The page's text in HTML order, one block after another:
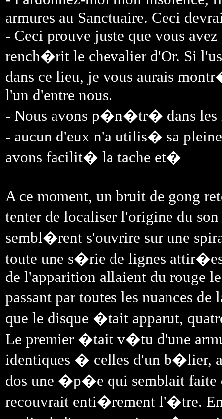
armures au Sanctuaire. Ceci
- Ceci prouve juste que vous
rench�rit le chevalier d'Or. Si
dans ce lieu, je vous aurais
l'un d'entre nous.
- Nous avons p�n�tr� dans les
- aucun d'eux n'a utilis� sa
avons facilit� la tache et�
A ce moment, un bruit de gong
tenter de localiser l'origine du
sembl�rent s'ouvrire sur une
toute une s�rie de lignes
de l'apparition allaient du rouge
passant par toutes les nuances
que le disque �tait apparut,
Le premier �tait v�tu d'une
identiques � celles d'un b�lier,
dos une �p�e qui semblait faite
recouvrait enti�rement l'�tre.